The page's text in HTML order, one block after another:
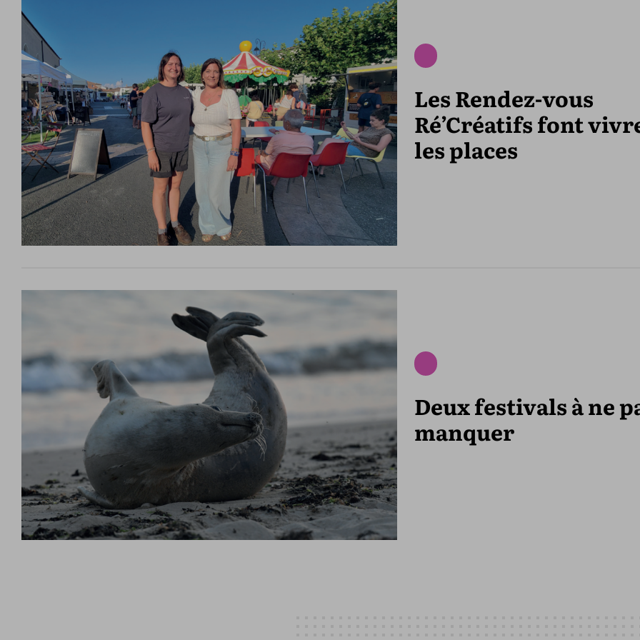
Les Rendez-vous
Ré’Créatifs font
les places
Deux festivals à ne
manquer